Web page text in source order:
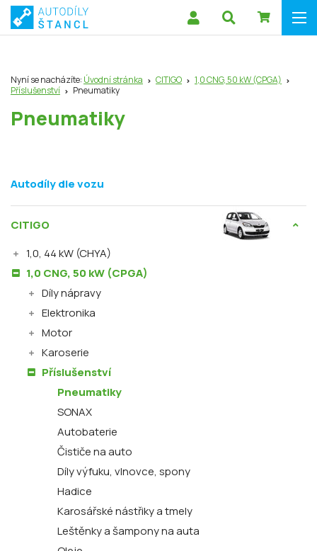
Nyní se nacházíte: Úvodní stránka CITIGO
1,0 CNG, 50 kW (CPGA)
Příslušenství
Pneumatiky
Pneumatiky
Autodíly dle vozu
CITIGO
1,0, 44 kW (CHYA)
1,0 CNG, 50 kW (CPGA)
Díly nápravy
Elektronika
Motor
Karoserie
Příslušenství
Pneumatiky
SONAX
Autobaterie
Čističe na auto
Díly výfuku, vlnovce, spony
Hadice
Karosářské nástřiky a tmely
Leštěnky a šampony na auta